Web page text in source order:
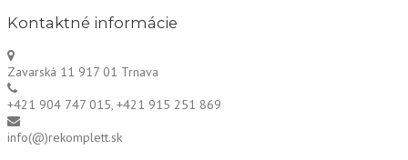
Kontaktné informácie
Zavarská 11 917 01 Trnava
+421 904 747 015, +421 915 251 869
info(@)rekomplett.sk